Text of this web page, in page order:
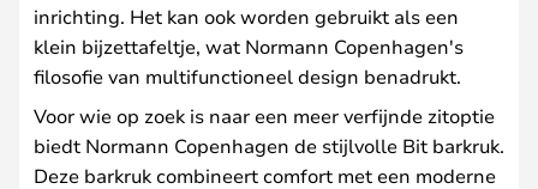
inrichting. Het kan ook worden gebruikt als een
klein bijzettafeltje, wat Normann Copenhagen's
filosofie van multifunctioneel design benadrukt.
Voor wie op zoek is naar een meer verfijnde zitoptie
biedt Normann Copenhagen de stijlvolle Bit barkruk.
Deze barkruk combineert comfort met een moderne